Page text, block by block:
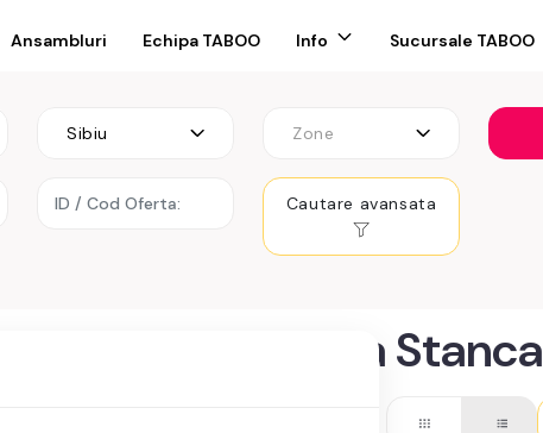
Ansambluri Echipa TABOO Info Sucursale TABOO
Sibiu Zone
zona Doamna Stanca